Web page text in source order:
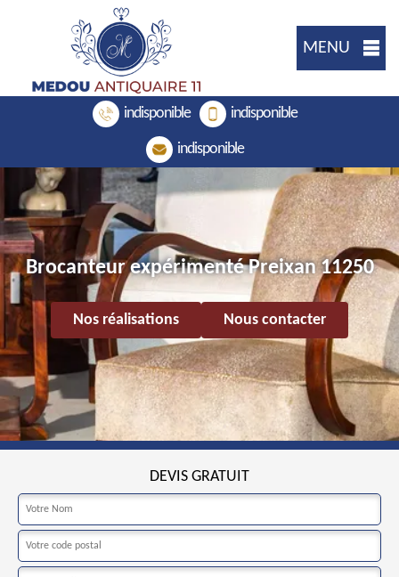
MENU
indisponible indisponible
indisponible
Brocanteur expérimenté Preixan 11250
Nos réalisations Nous contacter
DEVIS GRATUIT